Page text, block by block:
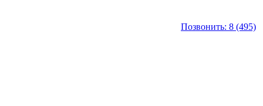
Позвонить: 8 (495)